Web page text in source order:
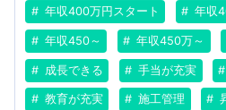
年収400万円スタート 年収
年収450～ 年収450万～
成長できる 手当が充実
教育が充実 施工管理